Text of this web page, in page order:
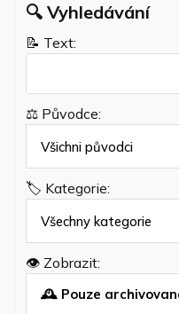
🔍︎ Vyhledávání
📝 Text:
⚖️ Původce:
🏷️ Kategorie:
👁️ Zobrazit: